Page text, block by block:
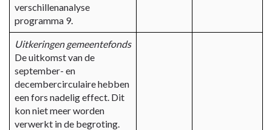
verschillenanalyse
programma 9.
Uitkeringen gemeentefonds
De uitkomst van de
september- en
decembercirculaire hebben
een fors nadelig effect. Dit
kon niet meer worden
verwerkt in de begroting.